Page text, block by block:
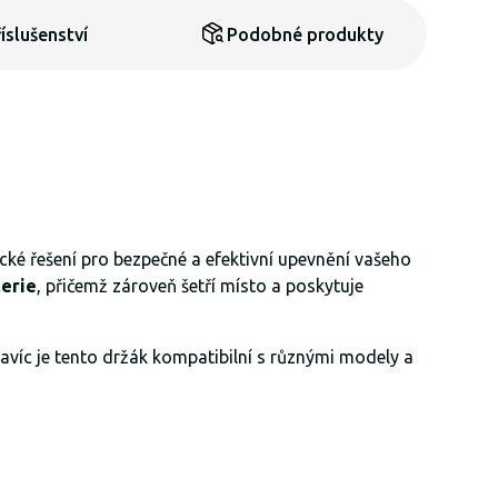
Podobné produkty
řešení pro bezpečné a efektivní upevnění vašeho
, přičemž zároveň šetří místo a poskytuje
je tento držák kompatibilní s různými modely a